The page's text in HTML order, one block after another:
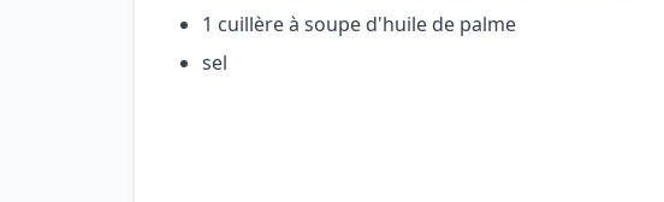
1 cuillère à soupe d'huile de palme
sel